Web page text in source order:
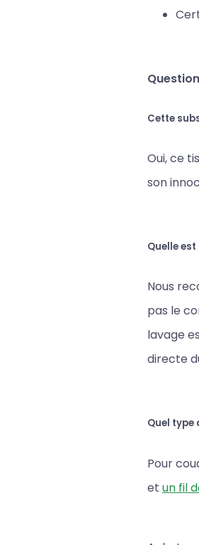
Cette
Oui, ce
son
Quelle
Nous
pas le
lavage
directe
Quel type
Pour
et un fil